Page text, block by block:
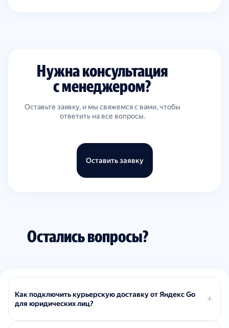
Нужна консультация
с менеджером?
Оставьте заявку, и мы свяжемся с вами, чтобы
ответить на все вопросы.
Оставить заявку
Остались вопросы?
Как подключить курьерскую доставку от Яндекс Go
для юридических лиц?